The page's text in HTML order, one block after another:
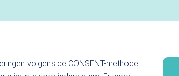
volgens de CONSENT-methode.